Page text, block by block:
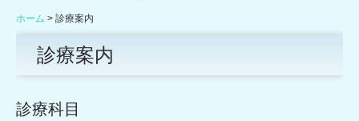
個人情報保護方針
ホーム 診療案内
診療案内
診療科目